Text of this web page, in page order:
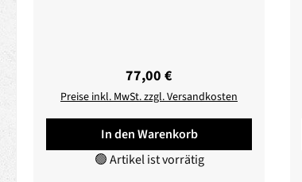
Regulärer Preis:
77,00 €
Preise inkl. MwSt. zzgl. Versandkosten
In den Warenkorb
🟢 Artikel ist vorrätig